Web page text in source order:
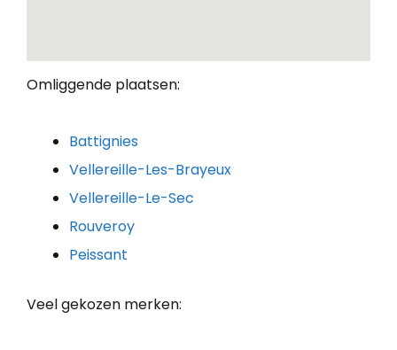
Omliggende plaatsen:
Battignies
Vellereille-Les-Brayeux
Vellereille-Le-Sec
Rouveroy
Peissant
Veel gekozen merken: